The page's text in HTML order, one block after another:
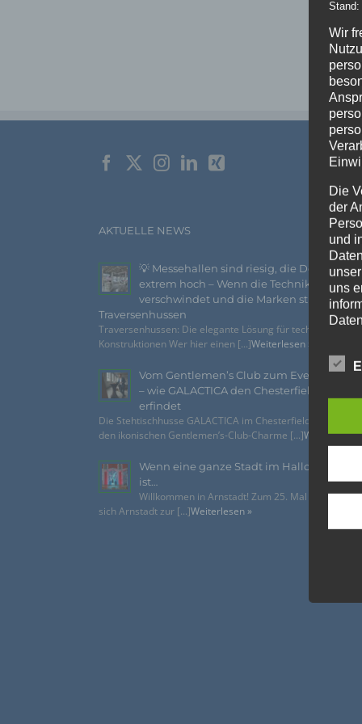
AKTUELLE NEWS
💡 Messehallen sind riesig, die Decken
extrem hoch – Wenn die Technik
verschwindet und die Marken strahlen –
Traversenhussen
Traversenhussen: Die elegante Lösung für technische
Konstruktionen Wer hier einen [...]Weiterlesen »
Vom Gentlemen’s Club zum
– wie GALACTICA den Chesterfield-Look
erfindet
Die Stehtischhusse GALACTICA im Chesterfield Style bringt
den ikonischen Gentlemen’s-Club-Charme [...]Weiterlesen
Wenn eine ganze Stadt im Halloween-
ist…
Willkommen in Arnstadt! Zum 25. Mal verwandelt
sich Arnstadt zur [...]Weiterlesen »
Stand:
Wir
Die
der
und
uns
und
Aus
auch